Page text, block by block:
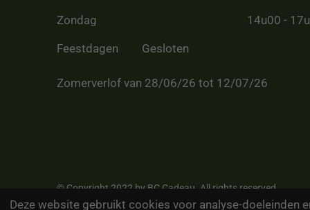
Deze website gebruikt cookies voor analyse-doeleinden
Zondag 14u00 -
Feestdagen Gesloten
Zomerverlof van 28/06/26 tot 12/07/26
© Copyright 2022 by BC Cadeau. All rights reserved